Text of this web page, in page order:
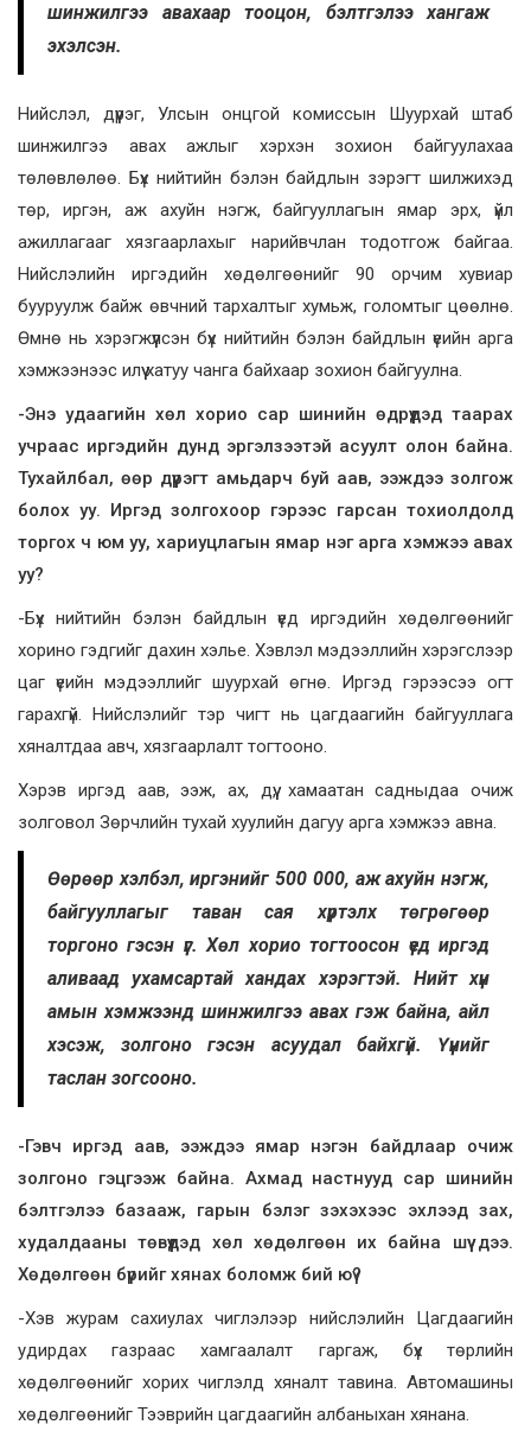
шинжилгээ авахаар тооцон, бэлтгэлээ хангаж
эхэлсэн.
Нийслэл, дүүрэг, Улсын онцгой комиссын Шуурхай штаб
шинжилгээ авах ажлыг хэрхэн зохион байгуулахаа
төлөвлөлөө. Бүх нийтийн бэлэн байдлын зэрэгт шилжихэд
төр, иргэн, аж ахуйн нэгж, байгууллагын ямар эрх, үйл
ажиллагааг хязгаарлахыг нарийвчлан тодотгож байгаа.
Нийслэлийн иргэдийн хөдөлгөөнийг 90 орчим хувиар
бууруулж байж өвчний тархалтыг хумьж, голомтыг цөөлнө.
Өмнө нь хэрэгжүүлсэн бүх нийтийн бэлэн байдлын үеийн арга
хэмжээнээс илүү хатуу чанга байхаар зохион байгуулна.
-Энэ удаагийн хөл хорио сар шинийн өдрүүдэд таарах
учраас иргэдийн дунд эргэлзээтэй асуулт олон байна.
Тухайлбал, өөр дүүрэгт амьдарч буй аав, ээждээ золгож
болох уу. Иргэд золгохоор гэрээс гарсан тохиолдолд
торгох ч юм уу, хариуцлагын ямар нэг арга хэмжээ авах
уу?
-Бүх нийтийн бэлэн байдлын үед иргэдийн хөдөлгөөнийг
хорино гэдгийг дахин хэлье. Хэвлэл мэдээллийн хэрэгслээр
цаг үеийн мэдээллийг шуурхай өгнө. Иргэд гэрээсээ огт
гарахгүй. Нийслэлийг тэр чигт нь цагдаагийн байгууллага
хяналтдаа авч, хязгаарлалт тогтооно.
Хэрэв иргэд аав, ээж, ах, дүү, хамаатан садныдаа очиж
золговол Зөрчлийн тухай хуулийн дагуу арга хэмжээ авна.
Өөрөөр хэлбэл, иргэнийг 500 000, аж ахуйн нэгж,
байгууллагыг таван сая хүртэлх төгрөгөөр
торгоно гэсэн үг. Хөл хорио тогтоосон үед иргэд
аливаад ухамсартай хандах хэрэгтэй. Нийт хүн
амын хэмжээнд шинжилгээ авах гэж байна, айл
хэсэж, золгоно гэсэн асуудал байхгүй. Үүнийг
таслан зогсооно.
-Гэвч иргэд аав, ээждээ ямар нэгэн байдлаар очиж
золгоно гэцгээж байна. Ахмад настнууд сар шинийн
бэлтгэлээ базааж, гарын бэлэг зэхэхээс эхлээд зах,
худалдааны төвүүдэд хөл хөдөлгөөн их байна шүү дээ.
Хөдөлгөөн бүрийг хянах боломж бий юү?
-Хэв журам сахиулах чиглэлээр нийслэлийн Цагдаагийн
удирдах газраас хамгаалалт гаргаж, бүх төрлийн
хөдөлгөөнийг хорих чиглэлд хяналт тавина. Автомашины
хөдөлгөөнийг Тээврийн цагдаагийн албаныхан хянана.